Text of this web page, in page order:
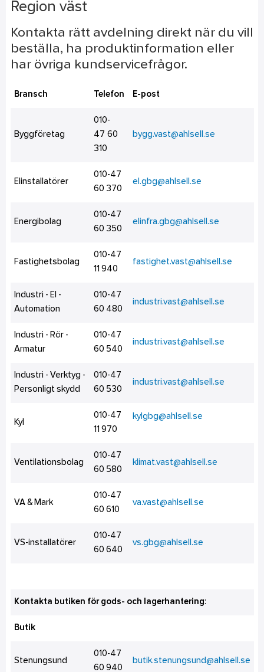
Region väst
Kontakta rätt avdelning direkt när du vill
beställa, ha produktinformation eller
har övriga kundservicefrågor.
Bransch Telefon E-post
Byggföretag
010-
47 60
310
bygg.vast@ahlsell.se
Elinstallatörer
010-47
60 370
el.gbg@ahlsell.se
Energibolag
010-47
60 350
elinfra.gbg@ahlsell.se
Fastighetsbolag
010-47
11 940
fastighet.vast@ahlsell.se
Industri - El -
Automation
010-47
60 480
industri.vast@ahlsell.se
Industri - Rör -
Armatur
010-47
60 540
industri.vast@ahlsell.se
Industri - Verktyg -
Personligt skydd
010-47
60 530
industri.vast@ahlsell.se
Kyl
010-47
11 970
kylgbg@ahlsell.se
Ventilationsbolag
010-47
60 580
klimat.vast@ahlsell.se
VA & Mark
010-47
60 610
va.vast@ahlsell.se
VS-installatörer
010-47
60 640
vs.gbg@ahlsell.se
Kontakta butiken för gods- och lagerhantering:
Butik
Stenungsund
010-47
60 940
butik.stenungsund@ahlsell.se